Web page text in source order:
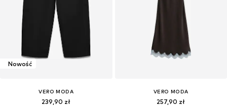
Nowość
VERO MODA
239,90 zł
VERO MODA
257,90 zł